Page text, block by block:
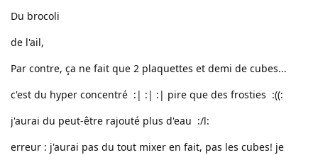
Du brocoli
de l'ail,
Par contre, ça ne fait que 2 plaquettes et demi de cubes...
c'est du hyper concentré :| :| :| pire que des frosties :((:
j'aurai du peut-être rajouté plus d'eau :/l:
erreur : j'aurai pas du tout mixer en fait, pas les cubes! je